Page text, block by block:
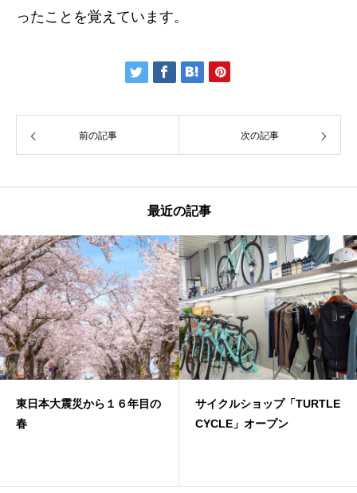
ったことを覚えています。
前の記事 次の記事
最近の記事
東日本大震災から１６年目の
春
サイクルショップ「TURTLE
CYCLE」オープン